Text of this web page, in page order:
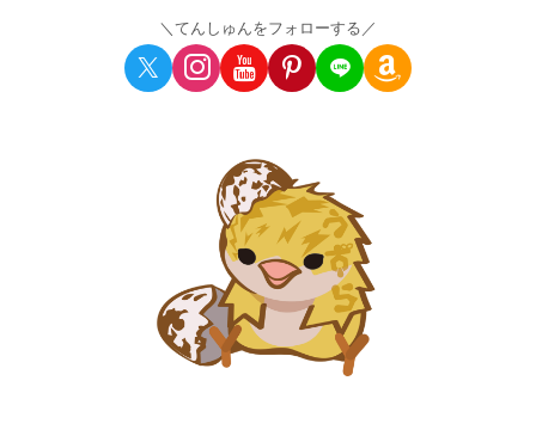
＼てんしゅんをフォローする／